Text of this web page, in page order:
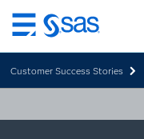
Zurück
zum
Hauptinhalt
Customer Success Stories